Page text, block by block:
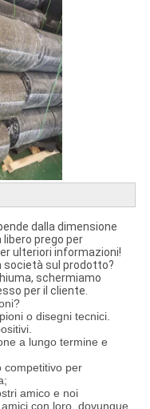
dalla dimensione
prego per
ulteriori informazioni!
società sul prodotto?
schermiamo
per il cliente.
o disegni tecnici.
a lungo termine e
competitivo per
amico e noi
con loro, dovunque